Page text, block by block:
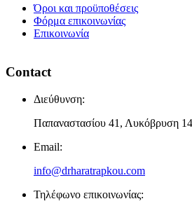
Όροι και προϋποθέσεις
Φόρμα επικοινωνίας
Επικοινωνία
Contact
Διεύθυνση:
Παπαναστασίου 41, Λυκόβρυση
Email:
info@drharatrapkou.com
Τηλέφωνο επικοινωνίας: